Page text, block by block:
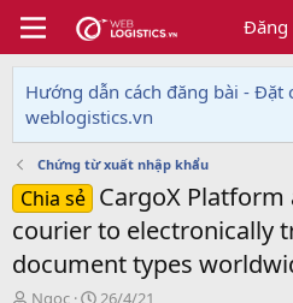
Đăng
Hướng dẫn cách đăng bài - Đặt
weblogistics.vn
Chứng từ xuất nhập khẩu
Chia sẻ CargoX
courier to electronically
document types
T
Ngoc
N
26/4/21